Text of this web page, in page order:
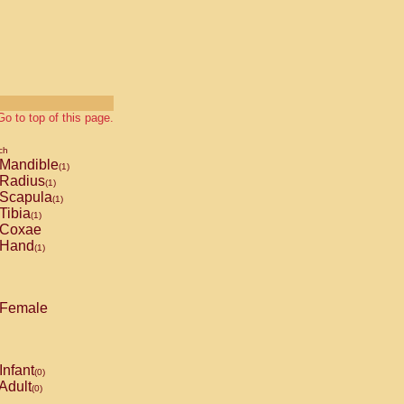
to top of this page.
Mandible(1)
Radius(1)
Scapula(1)
Tibia(1)
Coxae
Hand(1)
Female
Infant(0)
(0)